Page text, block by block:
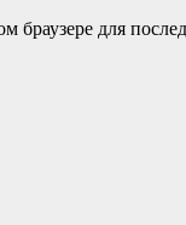
браузере для